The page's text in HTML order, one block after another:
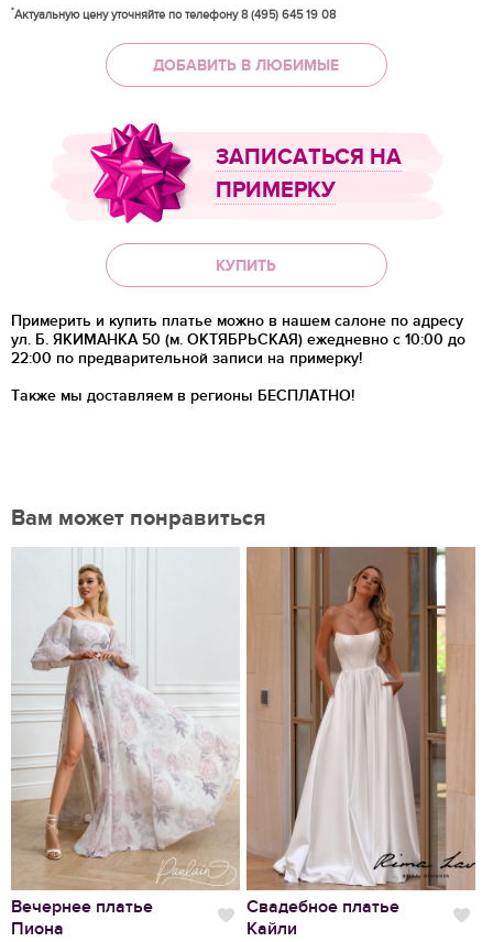
*Актуальную цену уточняйте по телефону 8 (495) 645 19 08
ДОБАВИТЬ В ЛЮБИМЫЕ
ЗАПИСАТЬСЯ НА
ПРИМЕРКУ
КУПИТЬ
Примерить и купить платье можно в нашем салоне по адресу
ул. Б. ЯКИМАНКА 50 (м. ОКТЯБРЬСКАЯ) ежедневно с 10:00 до
22:00 по предварительной записи на примерку!
Также мы доставляем в регионы БЕСПЛАТНО!
Вам может понравиться
Нравится
Вечернее платье
Пиона
Нравится
Свадебное платье
Кайли